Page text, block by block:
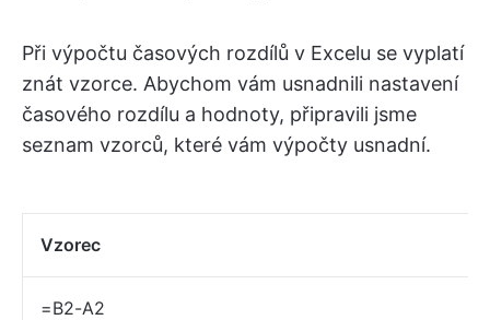
Při výpočtu časových rozdílů v Excelu se vyplatí
znát vzorce. Abychom vám usnadnili nastavení
časového rozdílu a hodnoty, připravili jsme
seznam vzorců, které vám výpočty usnadní.
Vzorec
=B2-A2